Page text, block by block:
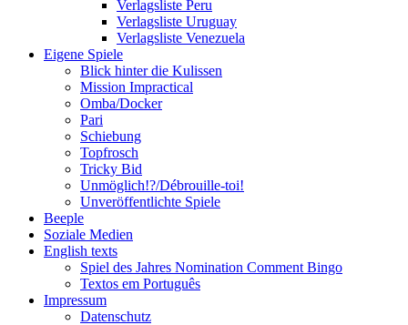
Verlagsliste Peru
Verlagsliste Uruguay
Verlagsliste Venezuela
Eigene Spiele
Blick hinter die Kulissen
Mission Impractical
Omba/Docker
Pari
Schiebung
Topfrosch
Tricky Bid
Unmöglich!?/Débrouille-toi!
Unveröffentlichte Spiele
Beeple
Soziale Medien
English texts
Spiel des Jahres Nomination Comment Bingo
Textos em Português
Impressum
Datenschutz